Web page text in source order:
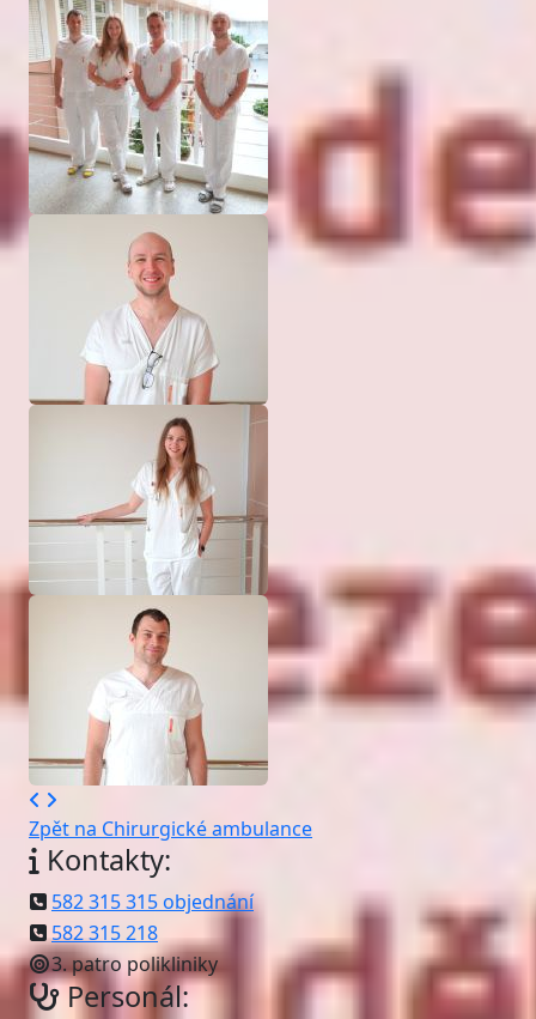
Zpět na Chirurgické ambulance
Kontakty:
582 315 315 objednání
582 315 218
3. patro polikliniky
Personál: